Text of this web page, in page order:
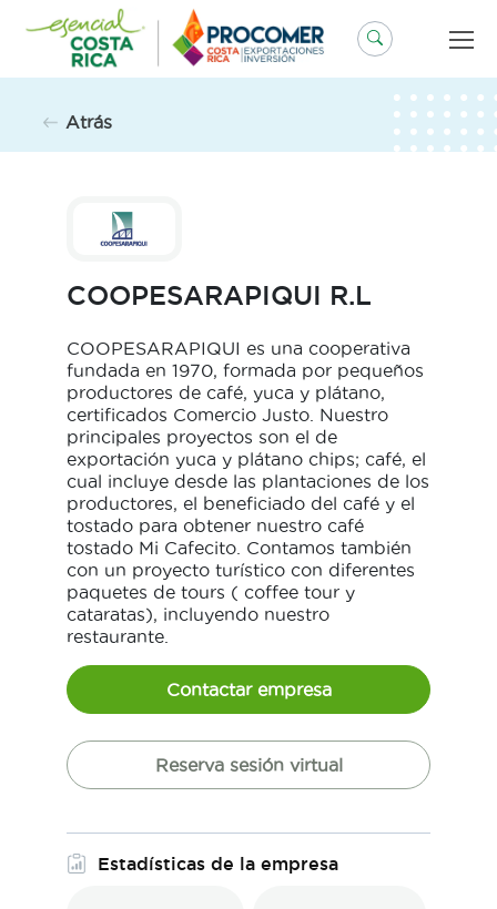
contenido
Atrás
COOPESARAPIQUI R.L
COOPESARAPIQUI es una cooperativa
fundada en 1970, formada por pequeños
productores de café, yuca y plátano,
certificados Comercio Justo. Nuestro
principales proyectos son el de
exportación yuca y plátano chips; café, el
cual incluye desde las plantaciones de los
productores, el beneficiado del café y el
tostado para obtener nuestro café
tostado Mi Cafecito. Contamos también
con un proyecto turístico con diferentes
paquetes de tours ( coffee tour y
cataratas), incluyendo nuestro
restaurante.
Contactar empresa
Reserva sesión virtual
Estadísticas de la empresa